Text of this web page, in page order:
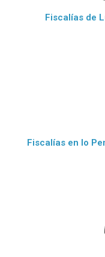
Fiscalías de
Fiscalías en lo